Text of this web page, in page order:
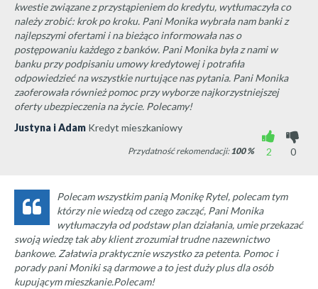
kwestie związane z przystąpieniem do kredytu, wytłumaczyła co
należy zrobić: krok po kroku. Pani Monika wybrała nam banki z
najlepszymi ofertami i na bieżąco informowała nas o
postępowaniu każdego z banków. Pani Monika była z nami w
banku przy podpisaniu umowy kredytowej i potrafiła
odpowiedzieć na wszystkie nurtujące nas pytania. Pani Monika
zaoferowała również pomoc przy wyborze najkorzystniejszej
oferty ubezpieczenia na życie. Polecamy!
Justyna i Adam Kredyt mieszkaniowy
2
0
Przydatność rekomendacji:100%
Polecam wszystkim panią Monikę Rytel, polecam tym
którzy nie wiedzą od czego zacząć, Pani Monika
wytłumaczyła od podstaw plan działania, umie przekazać
swoją wiedzę tak aby klient zrozumiał trudne nazewnictwo
bankowe. Załatwia praktycznie wszystko za petenta. Pomoc i
porady pani Moniki są darmowe a to jest duży plus dla osób
kupującym mieszkanie.Polecam!